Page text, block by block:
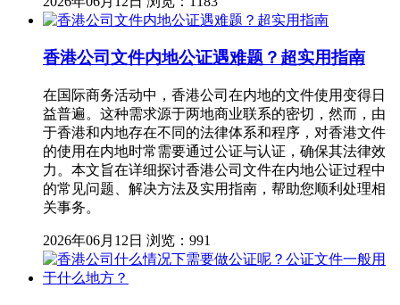
香港公司文件内地公证遇难题？超实用指南
在国际商务活动中，香港公司在内地的文件使用变得日
益普遍。这种需求源于两地商业联系的密切，然而，由
于香港和内地存在不同的法律体系和程序，对香港文件
的使用在内地时常需要通过公证与认证，确保其法律效
力。本文旨在详细探讨香港公司文件在内地公证过程中
的常见问题、解决方法及实用指南，帮助您顺利处理相
关事务。
2026年06月12日 浏览：991